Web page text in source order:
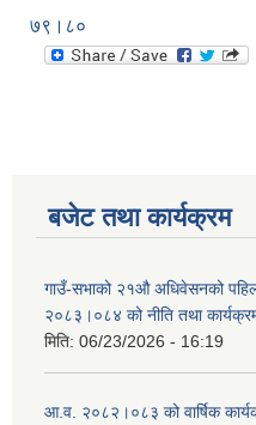
७९।८०
बजेट तथा कार्यक्रम
गाउँ-सभाको २१औ अधिवेसनको
२०८३।०८४ को नीति तथा
मिति: 06/23/2026 - 16:19
आ.व. २०८२।०८३ को वार्षिक